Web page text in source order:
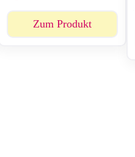
Zum Produkt